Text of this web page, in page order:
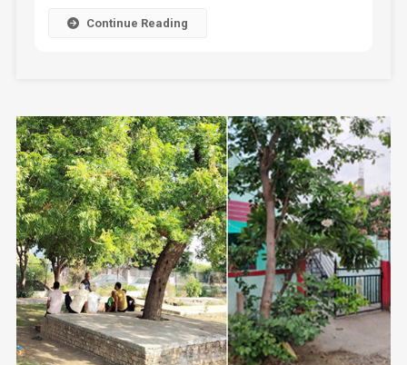
Continue Reading